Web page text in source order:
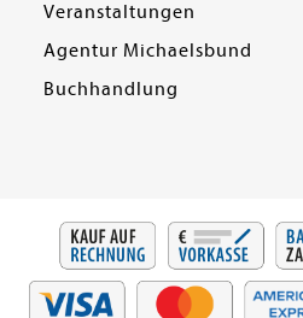
Veranstaltungen
Agentur Michaelsbund
Buchhandlung